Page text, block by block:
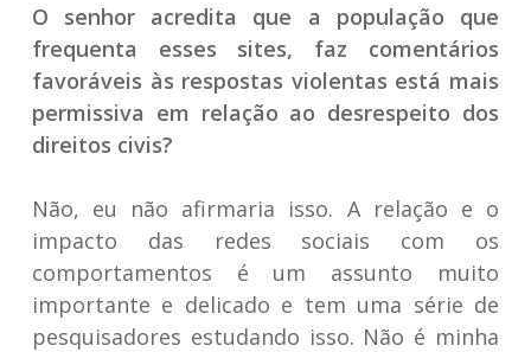
O senhor acredita que a população que
frequenta esses sites, faz comentários
favoráveis às respostas violentas está mais
permissiva em relação ao desrespeito dos
direitos civis?
Não, eu não afirmaria isso. A relação e o
impacto das redes sociais com os
comportamentos é um assunto muito
importante e delicado e tem uma série de
pesquisadores estudando isso. Não é minha